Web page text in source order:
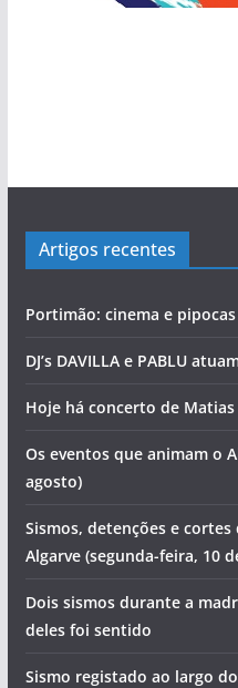
Artigos recentes
Portimão: cinema e
DJ’s DAVILLA e PABLU
Hoje há concerto de
Os eventos que animam o
agosto)
Sismos, detenções e
Algarve (segunda-feira, 10
Dois sismos durante a
deles foi sentido
Sismo registado ao largo